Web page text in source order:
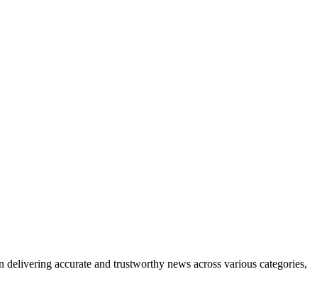
accurate and trustworthy news across various categories,